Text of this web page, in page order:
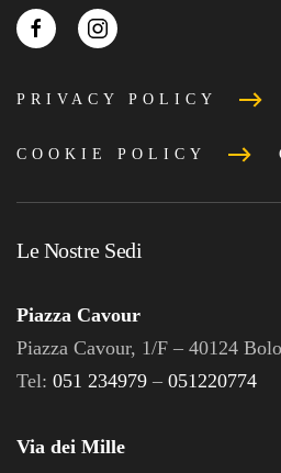
PRIVACY POLICY
COOKIE POLICY
Le Nostre Sedi
Piazza Cavour
Piazza Cavour, 1/F – 40124
Tel: 051 234979 – 051220774
Via dei Mille